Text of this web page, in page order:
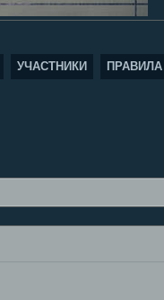
УЧАСТНИКИ ПРАВИЛА